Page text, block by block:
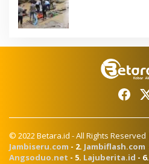
© 2022 Betara.id - All Rights Reserved
Jambiseru.com - 2. Jambiflash.com
Angsoduo.net - 5. Lajuberita.id - 6.